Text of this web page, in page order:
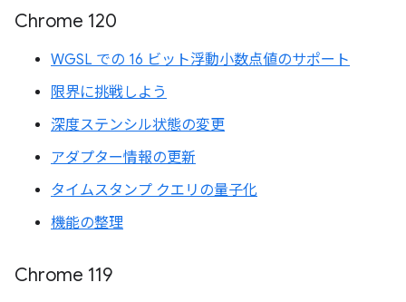
Chrome 120
WGSL での 16 ビット浮動小数点値のサポート
限界に挑戦しよう
深度ステンシル状態の変更
アダプター情報の更新
タイムスタンプ クエリの量子化
機能の整理
Chrome 119